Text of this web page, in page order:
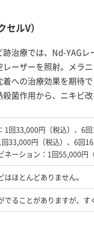
ルV）
治療では、Nd-YAG
ーザーを照射。メラ
への治療効果を期待
菌作用から、ニキビ改
1回33,000円（税込）、6
33,000円（税込）、6回
ネーション：1回55,000円
はほとんどありません。
でることがありますが、す